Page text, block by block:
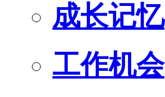
成长记忆
工作机会